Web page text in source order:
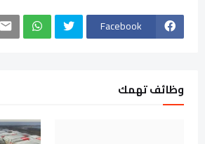
Facebook
وظائف تهمك